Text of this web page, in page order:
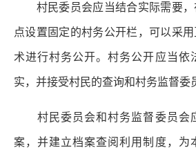
村民委员会应当结合实际需要，
点设置固定的村务公开栏，可以采
术进行村务公开。村务公开应当依
实，并接受村民的查询和村务监督委
村民委员会和村务监督委员会
案，并建立档案查阅利用制度，为